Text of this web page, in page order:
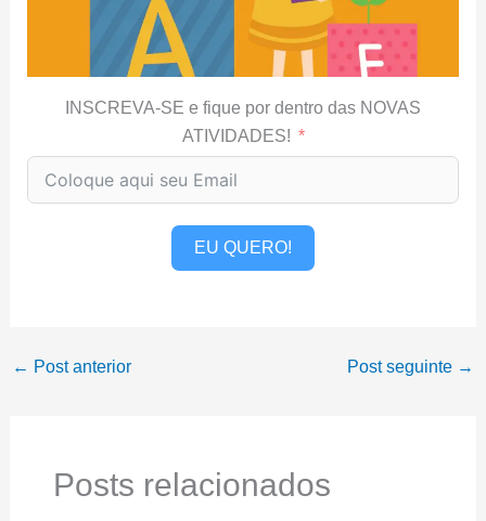
INSCREVA-SE e fique por dentro das NOVAS
ATIVIDADES!
EU QUERO!
← Post anterior Post seguinte →
Posts relacionados